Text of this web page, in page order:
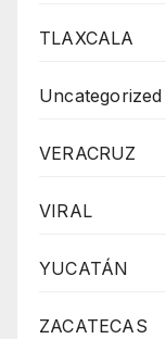
TLAXCALA
Uncategorized
VERACRUZ
VIRAL
YUCATÁN
ZACATECAS